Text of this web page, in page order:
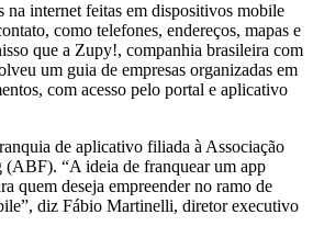
na internet feitas em dispositivos mobile
como telefones, endereços, mapas e
que a Zupy!, companhia brasileira com
um guia de empresas organizadas em
com acesso pelo portal e aplicativo
de aplicativo filiada à Associação
(ABF). “A ideia de franquear um app
quem deseja empreender no ramo de
diz Fábio Martinelli, diretor executivo